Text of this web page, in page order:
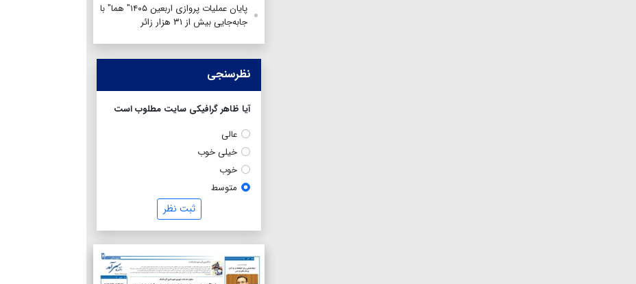
پایان عملیات پروازی اربعین ۱۴۰۵" هما" با
جابه‌جایی بیش از ۳۱ هزار زائر
نظرسنجی
آیا ظاهر گرافیکی سایت مطلوب است
عالی
خیلی خوب
خوب
متوسط
ثبت نظر